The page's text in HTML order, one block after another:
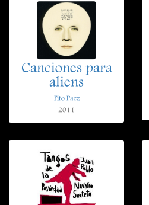
Canciones para
aliens
Fito Paez
2011